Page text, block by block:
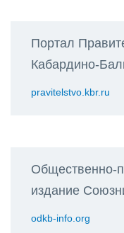
Портал
Кабардино-
pravitelstvo.kbr.ru
Общественно-
издание
odkb-info.org